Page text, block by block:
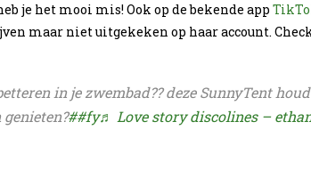
je het mooi mis! Ook op de bekende app
maar niet uitgekeken op haar account.
in je zwembad?? deze SunnyTent
##fy♬ Love story discolines –